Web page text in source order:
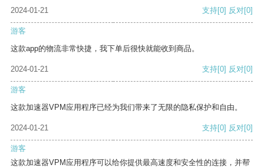
2024-01-21
支持[0] 反对[0]
游客
这款app的物流非常快捷，我下单后很快就能收到商品。
2024-01-21 支持[0] 反对[0]
游客
这款加速器VPM应用程序已经为我们带来了无限的隐私保护和自由。
2024-01-21 支持[0] 反对[0]
游客
这款加速器VPM应用程序可以给你提供最高速度和安全性的连接，并帮